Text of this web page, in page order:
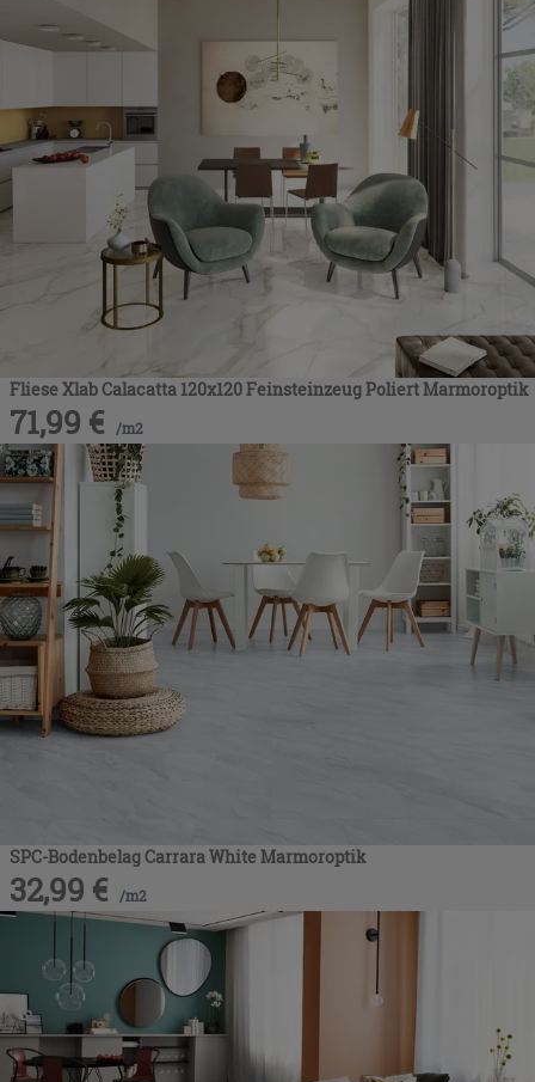
Fliese Xlab Calacatta 120x120 Feinsteinzeug Poliert Marmoroptik
71,99 € /m2
SPC-Bodenbelag Carrara White Marmoroptik
32,99 € /m2